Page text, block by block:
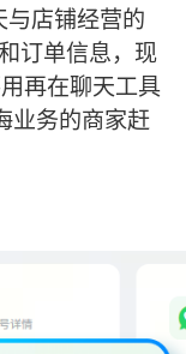
与店铺经营的
订单信息，现
再在聊天工具
业务的商家赶